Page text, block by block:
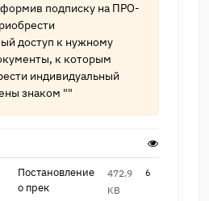
подписку на ПРО-
доступ к нужному
к которым
индивидуальный
знаком ""
Постановление
о прек​
472.9
KB
6